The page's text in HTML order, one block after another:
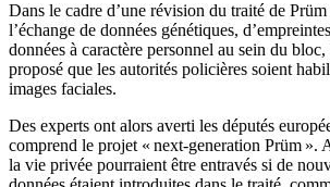
Dans le cadre d’une révision du traité de
l’échange de données génétiques,
données à caractère personnel au sein du
proposé que les autorités policières soient
images faciales.
Des experts ont alors averti les députés
comprend le projet « next-generation Prüm ».
la vie privée pourraient être entravés si de